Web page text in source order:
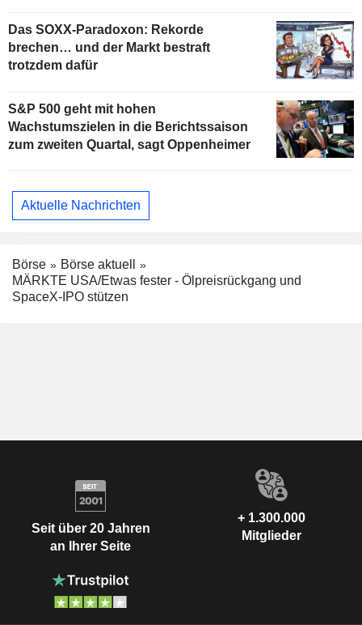
Das SOXX-Paradoxon: Rekorde
brechen… und der Markt bestraft
trotzdem dafür
S&P 500 geht mit hohen
Wachstumszielen in die Berichtssaison
zum zweiten Quartal, sagt Oppenheimer
Aktuelle Nachrichten
Börse
Börse aktuell
MÄRKTE USA/Etwas fester - Ölpreisrückgang und
SpaceX-IPO stützen
Seit über 20 Jahren
an Ihrer Seite
+ 1.300.000
Mitglieder